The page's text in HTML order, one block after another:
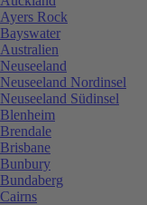
Ayers Rock
Bayswater
Australien
Neuseeland
Neuseeland Nordinsel
Neuseeland Südinsel
Blenheim
Brendale
Brisbane
Bunbury
Bundaberg
Cairns